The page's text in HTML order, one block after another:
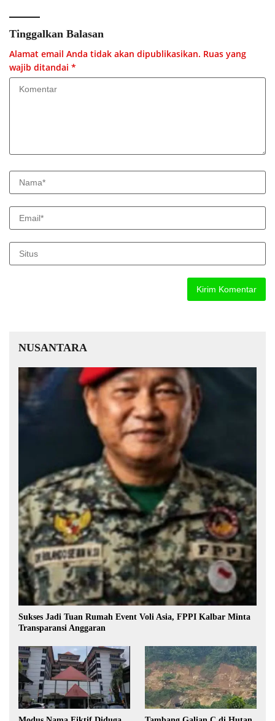
Tinggalkan Balasan
Alamat email Anda tidak akan dipublikasikan. Ruas yang
wajib ditandai *
NUSANTARA
Sukses Jadi Tuan Rumah Event Voli Asia, FPPI Kalbar Minta
Transparansi Anggaran